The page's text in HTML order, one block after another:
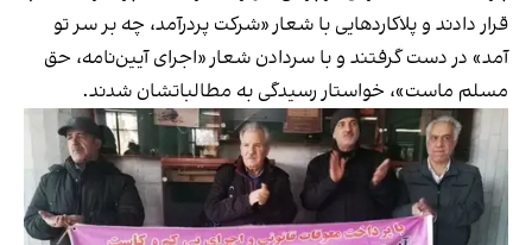
قرار دادند و پلاکاردهایی با شعار «شرکت پردرآمد، چه بر سر تو
آمد» در دست گرفتند و با سردادن شعار «اجرای آیین‌نامه، حق
مسلم ماست»، خواستار رسیدگی به مطالباتشان شدند.